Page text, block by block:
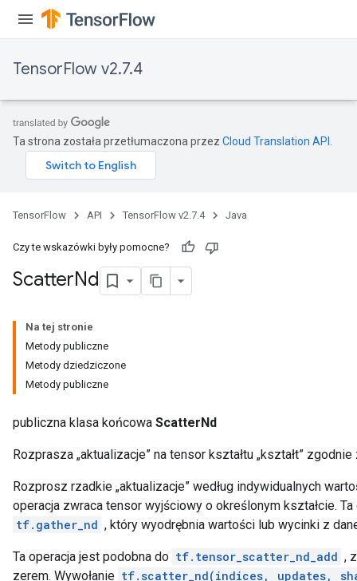
TensorFlow v2.7.4
Ta strona została przetłumaczona przez Cloud Translation API
TensorFlow API TensorFlow v2.7.4 Java
Czy te wskazówki były pomocne?
ScatterNd
Na tej stronie
Metody publiczne
Metody dziedziczone
Metody publiczne
publiczna klasa końcowa ScatterNd
Rozprasza „aktualizacje” na tensor kształtu „kształt” zgodnie
Rozprosz rzadkie „aktualizacje” według indywidualnych
operacja zwraca tensor wyjściowy o określonym kształcie.
tf.gather_nd , który wyodrębnia wartości lub wycinki z
Ta operacja jest podobna do tf.tensor_scatter_nd_add ,
zerem. Wywołanie tf.scatter_nd(indices, updates,